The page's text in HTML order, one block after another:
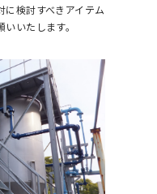
に検討すべきアイテム
いたします。